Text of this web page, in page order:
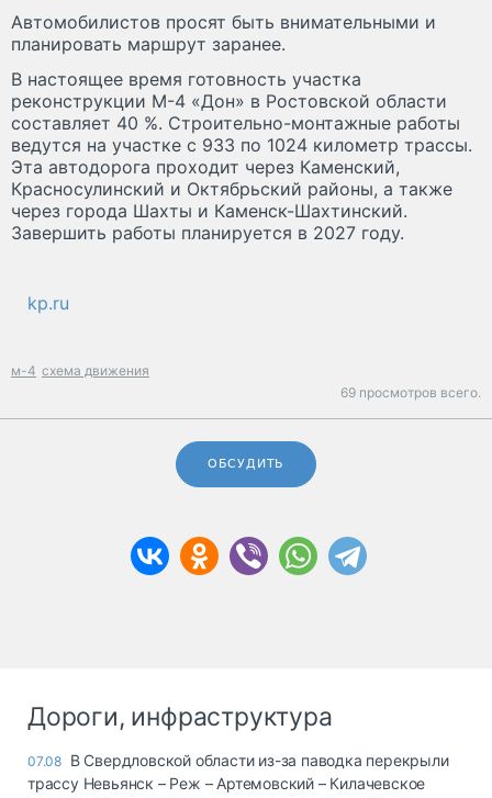
Автомобилистов просят быть внимательными и
планировать маршрут заранее.
В настоящее время готовность участка
реконструкции М-4 «Дон» в Ростовской области
составляет 40 %. Строительно-монтажные работы
ведутся на участке с 933 по 1024 километр трассы.
Эта автодорога проходит через Каменский,
Красносулинский и Октябрьский районы, а также
через города Шахты и Каменск-Шахтинский.
Завершить работы планируется в 2027 году.
kp.ru
м-4 схема движения
69 просмотров всего.
ОБСУДИТЬ
Дороги, инфраструктура
07.08 В Свердловской области из-за паводка перекрыли
трассу Невьянск – Реж – Артемовский – Килачевское